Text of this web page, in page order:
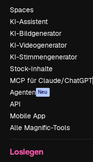
Spaces
KI-Assistent
KI-Bildgenerator
KI-Videogenerator
KI-Stimmengenerator
Stock-Inhalte
MCP für Claude/ChatGPT
Agenten Neu
API
Mobile App
Alle Magnific-Tools
Loslegen